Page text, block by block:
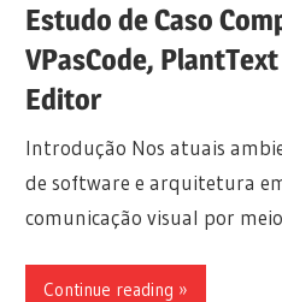
Estudo de Caso
VPasCode,
Editor
Introdução Nos atuais
de software e arquitetura
comunicação visual por
Continue reading